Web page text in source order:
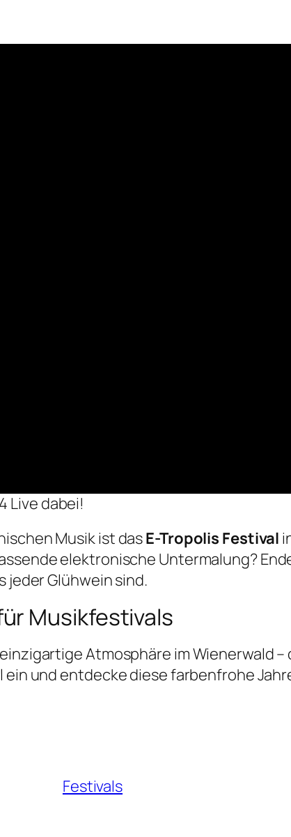
Live dabei!
Musik ist dasE-Tropolis Festival
elektronische Untermalung?
jeder Glühwein sind.
Musikfestivals
Atmosphäre im Wienerwald
und entdecke diese farbenfrohe
Festivals